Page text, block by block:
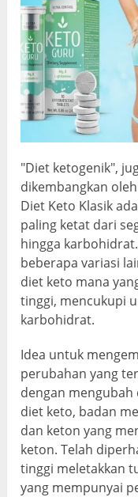
"Diet ketogenik",
dikembangkan
Diet Keto Klasik
paling ketat dari
hingga
beberapa variasi
diet keto mana
tinggi, mencukupi
karbohidrat.
Idea untuk
perubahan yang
dengan mengubah
diet keto, badan
dan keton yang
keton. Telah
tinggi meletakkan
yang mempunyai